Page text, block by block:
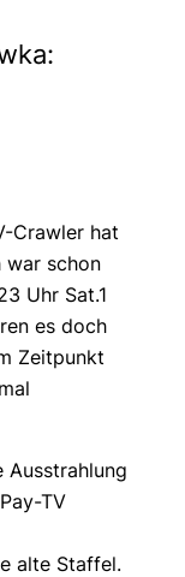
Crawler hat
war schon
Uhr Sat.1
es doch
Zeitpunkt
Ausstrahlung
TV
alte Staffel.